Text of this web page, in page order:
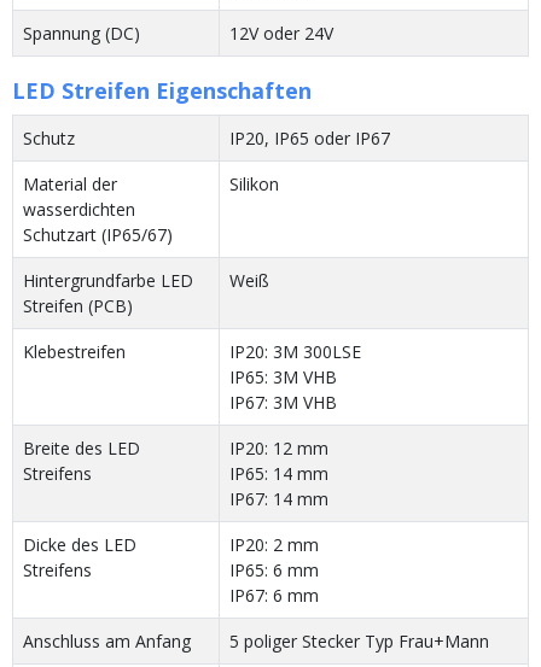
Spannung (DC)
12V oder 24V
LED Streifen Eigenschaften
Schutz
IP20, IP65 oder IP67
Material der
wasserdichten
Schutzart (IP65/67)
Silikon
Hintergrundfarbe LED
Streifen (PCB)
Weiß
Klebestreifen
IP20: 3M 300LSE
IP65: 3M VHB
IP67: 3M VHB
Breite des LED
Streifens
IP20: 12 mm
IP65: 14 mm
IP67: 14 mm
Dicke des LED
Streifens
IP20: 2 mm
IP65: 6 mm
IP67: 6 mm
Anschluss am Anfang
5 poliger Stecker Typ Frau+Mann